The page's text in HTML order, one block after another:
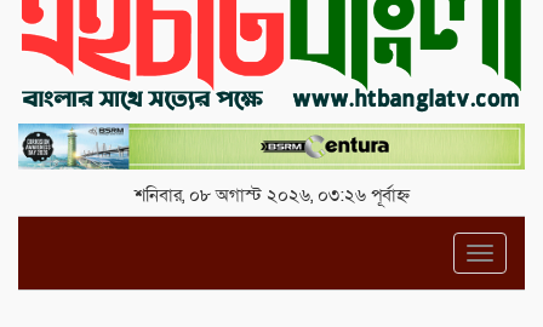
শনিবার, ০৮ অগাস্ট ২০২৬, ০৩:২৬ পূর্বাহ্ন